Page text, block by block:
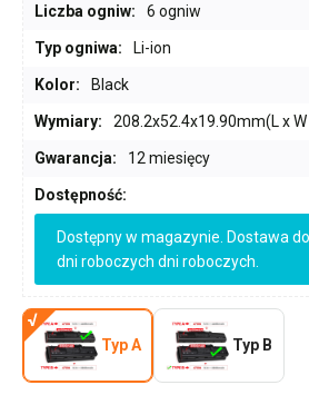
Liczba ogniw: 6 ogniw
Typ ogniwa: Li-ion
Kolor: Black
Wymiary: 208.2x52.4x19.90mm(L x W
Gwarancja: 12 miesięcy
Dostępność:
Dostępny w magazynie. Dostawa
dni roboczych dni roboczych.
Typ A Typ B